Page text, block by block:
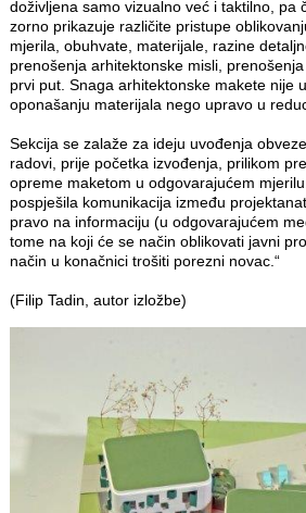
doživljena samo vizualno već i taktilno, pa
zorno prikazuje različite pristupe
mjerila, obuhvate, materijale, razine
prenošenja arhitektonske misli,
prvi put. Snaga arhitektonske makete nije
oponašanju materijala nego upravo u
Sekcija se zalaže za ideju uvođenja
radovi, prije početka izvođenja, prilikom
opreme maketom u odgovarajućem
pospješila komunikacija između
pravo na informaciju (u odgovarajućem
tome na koji će se način oblikovati javni
način u konačnici trošiti porezni novac.“
(Filip Tadin, autor izložbe)